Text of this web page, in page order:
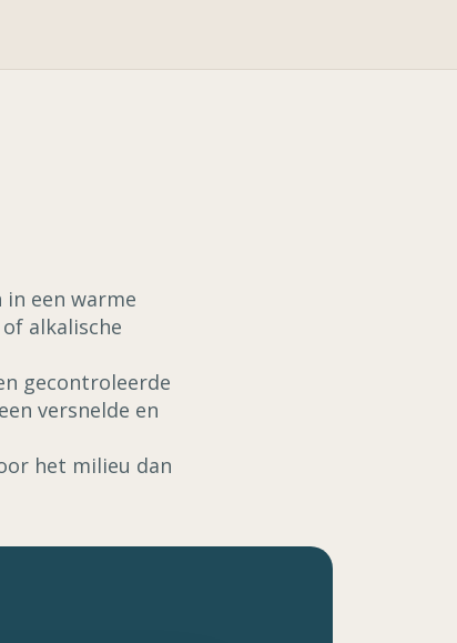
een warme
alkalische
gecontroleerde
versnelde en
het milieu dan